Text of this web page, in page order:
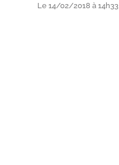
Le 14/02/2018 à 14h33